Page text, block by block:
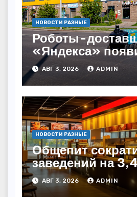
НОВОСТИ РАЗНЫЕ
Роботы-
«Яндекса»
Казахстане
АВГ 3, 2026 ADMIN
НОВОСТИ РАЗНЫЕ
Общепит
заведений на
начала года —
АВГ 3, 2026 ADMIN